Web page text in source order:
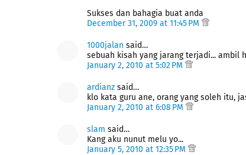
Sukses dan bahagia buat anda
December 31, 2009 at 11:45 PM
1000jalan said…
sebuah kisah yang jarang terjadi... ambil
January 2, 2010 at 5:02 PM
ardianz said…
klo kata guru ane, orang yang soleh itu,
January 2, 2010 at 6:08 PM
slam said…
Kang aku nunut melu yo...
January 5, 2010 at 12:35 PM